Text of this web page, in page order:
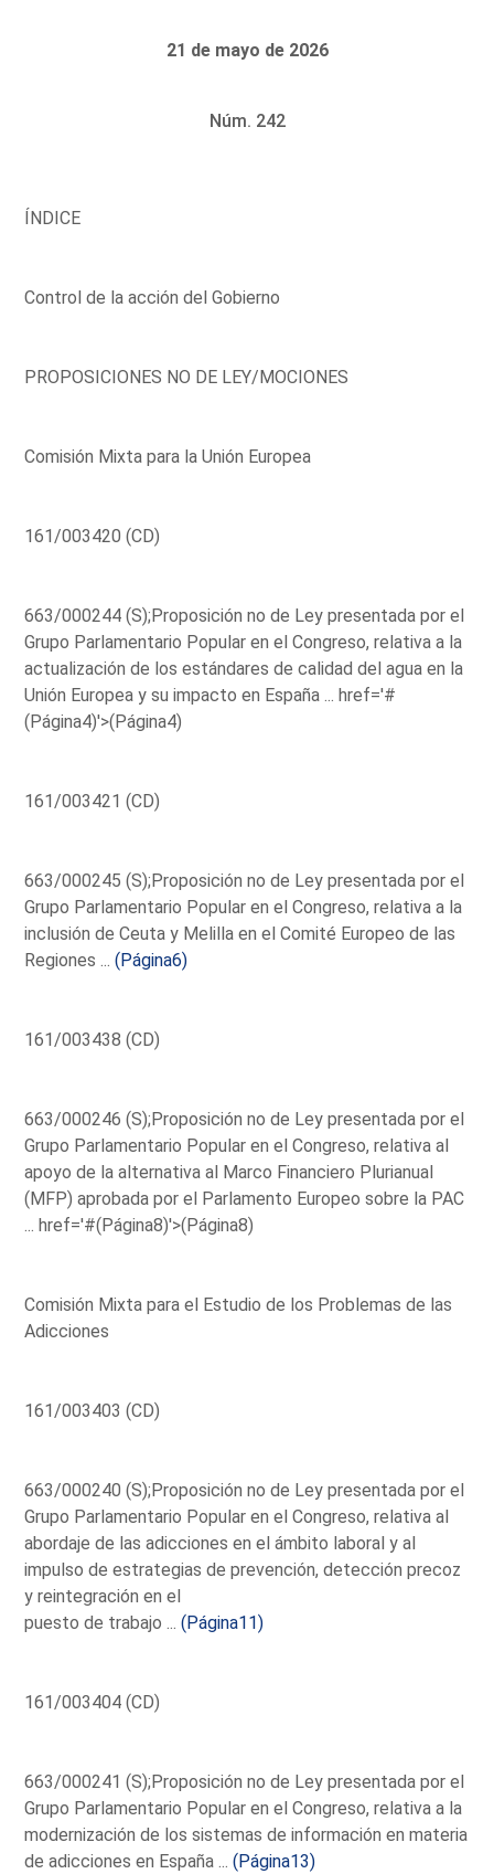
21 de mayo de 2026
Núm. 242
ÍNDICE
Control de la acción del Gobierno
PROPOSICIONES NO DE LEY/MOCIONES
Comisión Mixta para la Unión Europea
161/003420 (CD)
663/000244 (S);Proposición no de Ley presentada por el
Grupo Parlamentario Popular en el Congreso, relativa a la
actualización de los estándares de calidad del agua en la
Unión Europea y su impacto en España ...href='#
(Página4)'>(Página4)
161/003421 (CD)
663/000245 (S);Proposición no de Ley presentada por el
Grupo Parlamentario Popular en el Congreso, relativa a la
inclusión de Ceuta y Melilla en el Comité Europeo de las
Regiones ...(Página6)
161/003438 (CD)
663/000246 (S);Proposición no de Ley presentada por el
Grupo Parlamentario Popular en el Congreso, relativa al
apoyo de la alternativa al Marco Financiero Plurianual
(MFP) aprobada por el Parlamento Europeo sobre la PAC
...href='#(Página8)'>(Página8)
Comisión Mixta para el Estudio de los Problemas de las
Adicciones
161/003403 (CD)
663/000240 (S);Proposición no de Ley presentada por el
Grupo Parlamentario Popular en el Congreso, relativa al
abordaje de las adicciones en el ámbito laboral y al
impulso de estrategias de prevención, detección precoz
y reintegración en el
puesto de trabajo ...(Página11)
161/003404 (CD)
663/000241 (S);Proposición no de Ley presentada por el
Grupo Parlamentario Popular en el Congreso, relativa a la
modernización de los sistemas de información en materia
de adicciones en España ...(Página13)